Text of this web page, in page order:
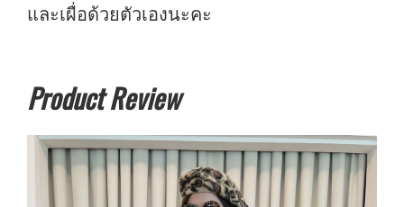
และเผื่อด้วยตัวเองนะคะ
Product Review